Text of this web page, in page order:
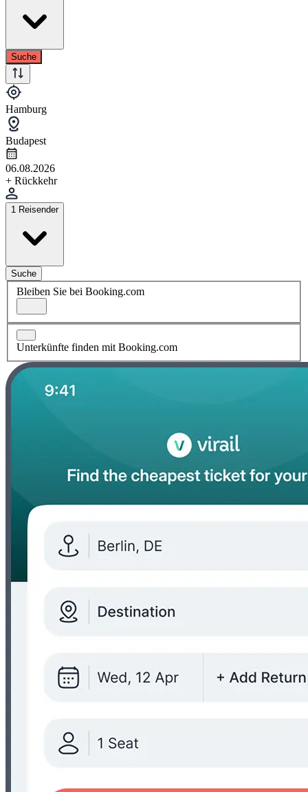
Suche
Hamburg
Budapest
06.08.2026
+ Rückkehr
1 Reisender
Suche
Bleiben Sie bei Booking.com
Unterkünfte finden mit Booking.com